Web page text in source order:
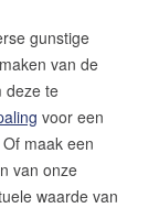
gunstige
van de
deze te
voor een
maak een
van onze
waarde van